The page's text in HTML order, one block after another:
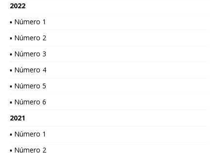
2022
▪ Número 1
▪ Número 2
▪ Número 3
▪ Número 4
▪ Número 5
▪ Número 6
2021
▪ Número 1
▪ Número 2